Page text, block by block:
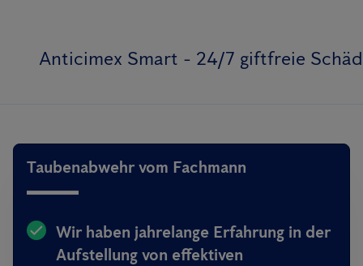
Anticimex Smart - 24/7 giftfreie
Taubenabwehr vom Fachmann
Wir haben jahrelange Erfahrung in der
Aufstellung von effektiven